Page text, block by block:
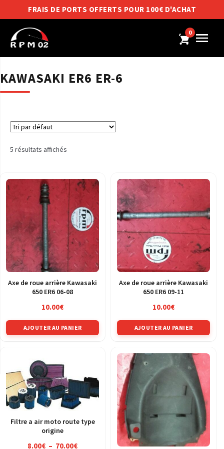
FRAIS DE PORTS OFFERTS POUR 100€ D'ACHAT
0
KAWASAKI ER6 ER-6
5 résultats affichés
Axe de roue arrière Kawasaki
650 ER6 06-08
10.00€
AJOUTER AU PANIER
Axe de roue arrière Kawasaki
650 ER6 09-11
10.00€
AJOUTER AU PANIER
Filtre a air moto route type
origine
8.00€ – 70.00€Plage